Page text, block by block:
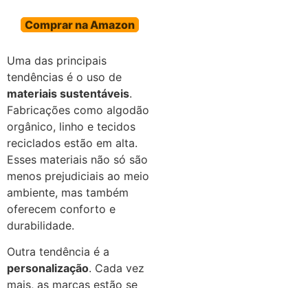
Comprar na Amazon
Uma das principais
tendências é o uso de
materiais sustentáveis.
Fabricações como algodão
orgânico, linho e tecidos
reciclados estão em alta.
Esses materiais não só são
menos prejudiciais ao meio
ambiente, mas também
oferecem conforto e
durabilidade.
Outra tendência é a
personalização. Cada vez
mais, as marcas estão se